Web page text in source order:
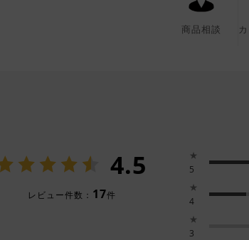
商品相談
4.5
レビュー件数： 17件
★
5
★
4
★
3